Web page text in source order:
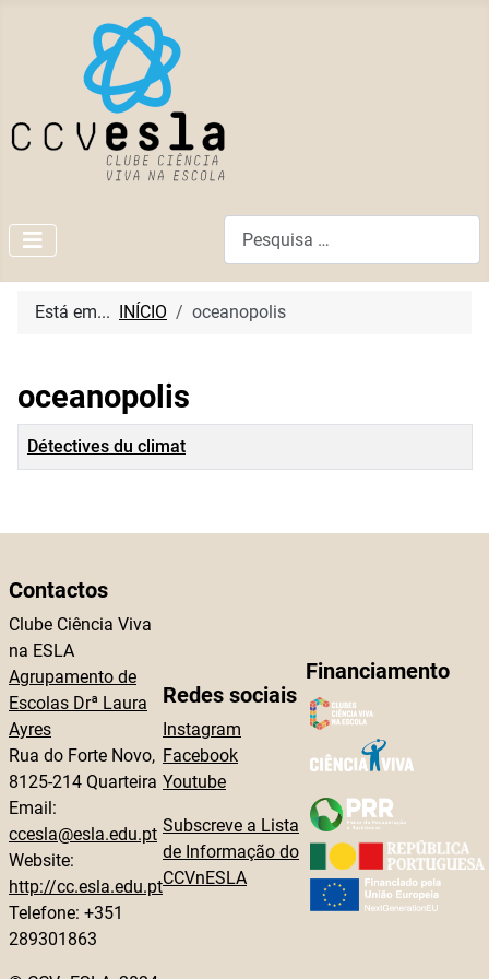
Está em... INÍCIO oceanopolis
oceanopolis
Título
Détectives du climat
Contactos
Clube Ciência Viva
na ESLA
Agrupamento de
Escolas Drª Laura
Ayres
Rua do Forte Novo,
8125-214 Quarteira
Email:
ccesla@esla.edu.pt
Website:
http://cc.esla.edu.pt
Telefone: +351
289301863
Redes sociais
Instagram
Facebook
Youtube
Subscreve a Lista
de Informação do
CCVnESLA
Financiamento